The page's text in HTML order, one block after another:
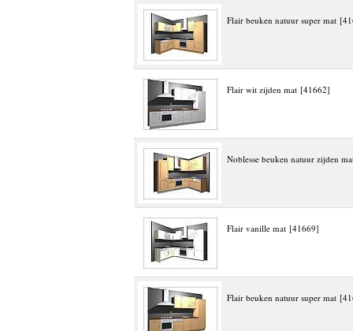
Flair beuken natuur super mat
Flair wit zijden mat [41662]
Noblesse beuken natuur zijden
Flair vanille mat [41669]
Flair beuken natuur super mat